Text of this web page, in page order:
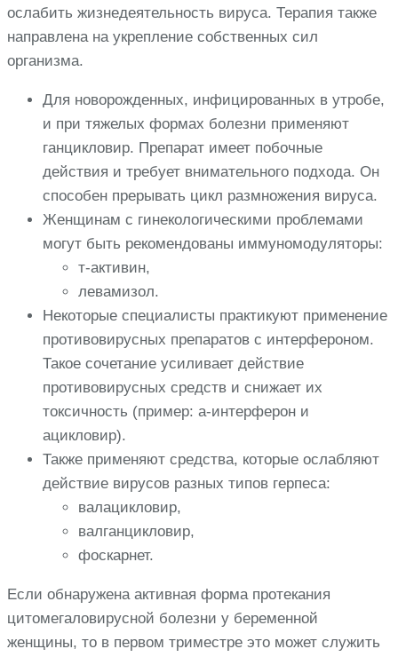
ослабить жизнедеятельность вируса. Терапия также
направлена на укрепление собственных сил
организма.
Для новорожденных, инфицированных в утробе,
и при тяжелых формах болезни применяют
ганцикловир. Препарат имеет побочные
действия и требует внимательного подхода. Он
способен прерывать цикл размножения вируса.
Женщинам с гинекологическими проблемами
могут быть рекомендованы иммуномодуляторы:
т-активин,
левамизол.
Некоторые специалисты практикуют применение
противовирусных препаратов с интерфероном.
Такое сочетание усиливает действие
противовирусных средств и снижает их
токсичность (пример: а-интерферон и
ацикловир).
Также применяют средства, которые ослабляют
действие вирусов разных типов герпеса:
валацикловир,
валганцикловир,
фоскарнет.
Если обнаружена активная форма протекания
цитомегаловирусной болезни у беременной
женщины, то в первом триместре это может служить